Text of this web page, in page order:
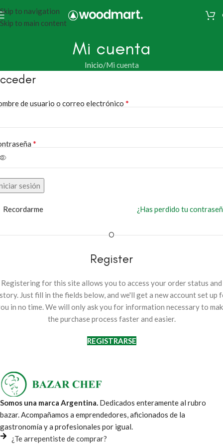
Skip to navigation
Skip to main content
Mi cuenta
Inicio Mi cuenta
de usuario o correo electrónico *
*
sesión
¿Has perdido tu
Recordarme
O
Register
Registering for this site allows you to access your order status and
Just fill in the fields below, and we'll get a new account set up
in no time. We will only ask you for information necessary to
the purchase process faster and easier.
REGISTRARSE
Somos una marca Argentina. Dedicados enteramente al rubro
bazar. Acompañamos a emprendedores, aficionados de la
gastronomía y a profesionales por igual.
¿Te arrepentiste de comprar?